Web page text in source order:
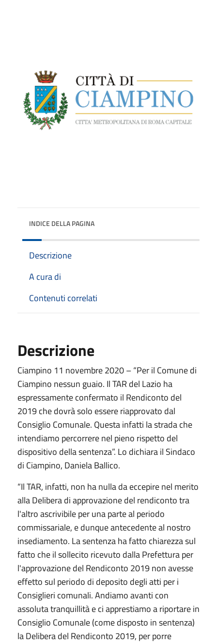
INDICE DELLA PAGINA
Descrizione
A cura di
Contenuti correlati
Descrizione
Ciampino 11 novembre 2020 – “Per il Comune di
Ciampino nessun guaio. Il TAR del Lazio ha
espressamente confermato il Rendiconto del
2019 che dovrà solo essere riapprovato dal
Consiglio Comunale. Questa infatti la strada che
intendiamo percorrere nel pieno rispetto del
dispositivo della sentenza”. Lo dichiara il Sindaco
di Ciampino, Daniela Ballico.
“Il TAR, infatti, non ha nulla da eccepire nel merito
alla Delibera di approvazione del rendiconto tra
l'altro ascrivibile per una parte al periodo
commissariale, e dunque antecedente al nostro
insediamento. La sentenza ha fatto chiarezza sul
fatto che il sollecito ricevuto dalla Prefettura per
l'approvazione del Rendiconto 2019 non avesse
effetto sul periodo di deposito degli atti per i
Consiglieri comunali. Andiamo avanti con
assoluta tranquillità e ci apprestiamo a riportare in
Consiglio Comunale (come disposto in sentenza)
la Delibera del Rendiconto 2019, per porre